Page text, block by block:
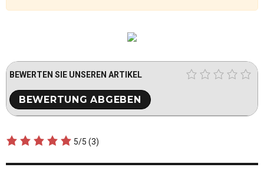
BEWERTEN SIE UNSEREN ARTIKEL
5/5 (3)